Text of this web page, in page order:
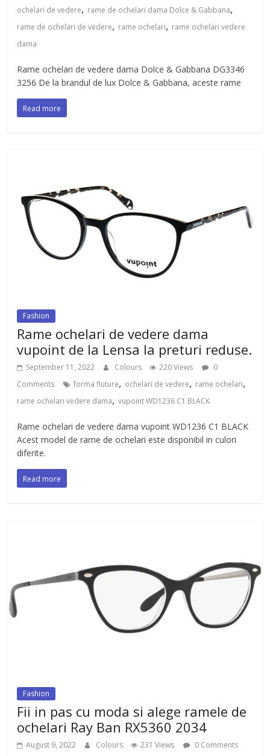
ochelari de vedere, rame de ochelari dama Dolce & Gabbana,
rame de ochelari de vedere, rame ochelari, rame ochelari vedere
dama
Rame ochelari de vedere dama Dolce & Gabbana DG3346
3256 De la brandul de lux Dolce & Gabbana, aceste rame
Read more
Fashion
Rame ochelari de vedere dama
vupoint de la Lensa la preturi reduse.
September 11, 2022 Colours 220 Views
0
Comments
forma fluture, ochelari de vedere, rame ochelari,
rame ochelari vedere dama,vupoint WD1236 C1 BLACK
Rame ochelari de vedere dama vupoint WD1236 C1 BLACK
Acest model de rame de ochelari este disponibil in culori
diferite.
Read more
Fashion
Fii in pas cu moda si alege ramele de
ochelari Ray Ban RX5360 2034
August 9, 2022 Colours 231 Views 0 Comments